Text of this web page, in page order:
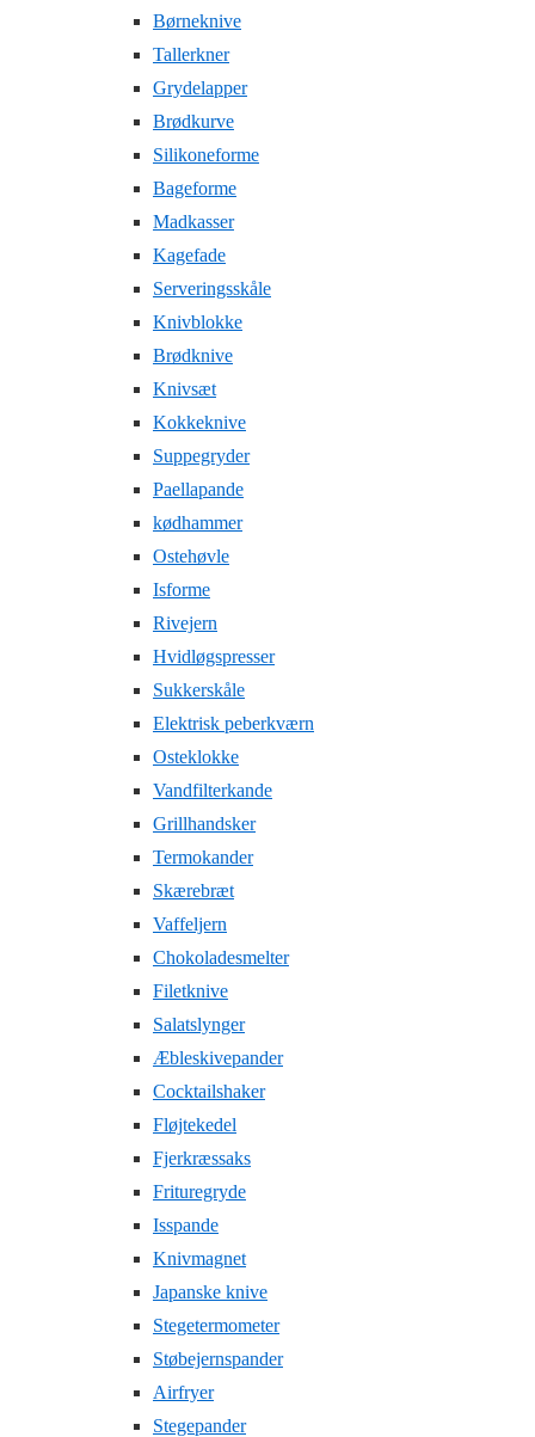
Børneknive
Tallerkner
Grydelapper
Brødkurve
Silikoneforme
Bageforme
Madkasser
Kagefade
Serveringsskåle
Knivblokke
Brødknive
Knivsæt
Kokkeknive
Suppegryder
Paellapande
kødhammer
Ostehøvle
Isforme
Rivejern
Hvidløgspresser
Sukkerskåle
Elektrisk peberkværn
Osteklokke
Vandfilterkande
Grillhandsker
Termokander
Skærebræt
Vaffeljern
Chokoladesmelter
Filetknive
Salatslynger
Æbleskivepander
Cocktailshaker
Fløjtekedel
Fjerkræssaks
Frituregryde
Isspande
Knivmagnet
Japanske knive
Stegetermometer
Støbejernspander
Airfryer
Stegepander